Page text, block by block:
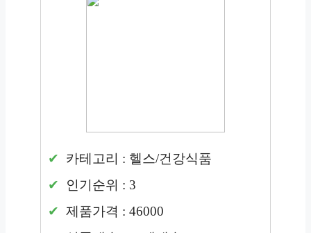
카테고리 : 헬스/건강식품
인기순위 : 3
제품가격 : 46000